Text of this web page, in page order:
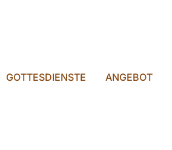
GOTTESDIENSTE ANGEBOT